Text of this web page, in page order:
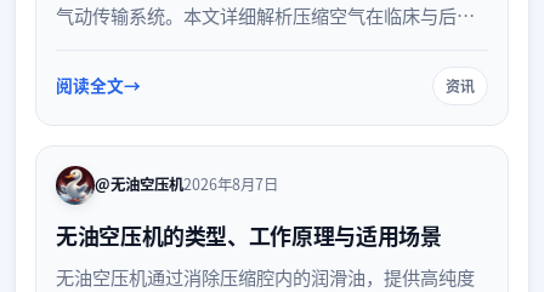
气动传输系统。本文详细解析压缩空气在临床与后勤
障医疗安全与患者生命健康。
阅读全文 资讯
@无油空压机2026年8月7日
无油空压机的类型、工作原理与适用场景
无油空压机通过消除压缩腔内的润滑油，提供高纯度